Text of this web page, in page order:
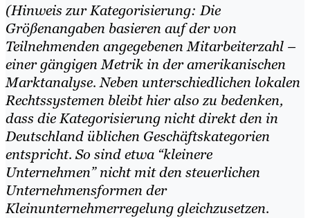
(Hinweis zur Kategorisierung: Die
Größenangaben basieren auf der von
Teilnehmenden angegebenen Mitarbeiterzahl –
einer gängigen Metrik in der amerikanischen
Marktanalyse. Neben unterschiedlichen lokalen
Rechtssystemen bleibt hier also zu bedenken,
dass die Kategorisierung nicht direkt den in
Deutschland üblichen Geschäftskategorien
entspricht. So sind etwa “kleinere
Unternehmen” nicht mit den steuerlichen
Unternehmensformen der
Kleinunternehmerregelung gleichzusetzen.